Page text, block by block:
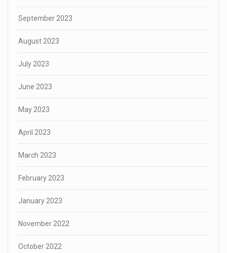
September 2023
August 2023
July 2023
June 2023
May 2023
April 2023
March 2023
February 2023
January 2023
November 2022
October 2022